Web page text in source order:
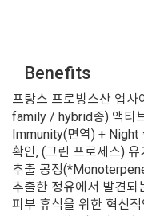
Benefits
프랑스 프로방스산 업
family / hybrid종) 액티
Immunity(면역) + Night
확인, (그린 프로세스)
추출 공정
추출한 정유에서 발견되
피부 휴식을 위한 혁신